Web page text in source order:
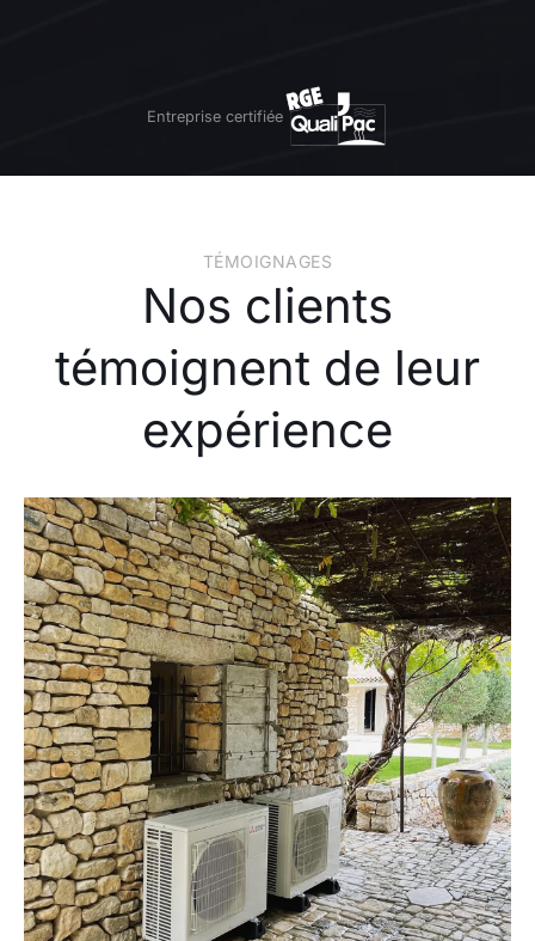
Entreprise certifiée
TÉMOIGNAGES
Nos clients
témoignent de leur
expérience